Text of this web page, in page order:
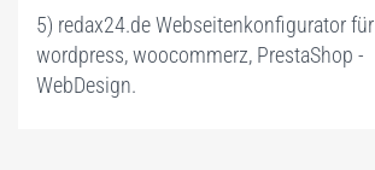
5) redax24.de Webseitenkonfigurator für
wordpress, woocommerz, PrestaShop -
WebDesign.